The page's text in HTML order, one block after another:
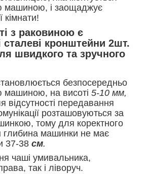
машиною, і заощаджує
кімнати!
з раковиною є
сталеві кронштейни 2шт.
швидкого та зручного
безпосередньо
машиною, на висоті 5-10 мм,
відсутності передавання
розташовуються за
тому для коректного
глибина машинки не має
37-38 см.
чаші умивальника,
так і ліворуч.